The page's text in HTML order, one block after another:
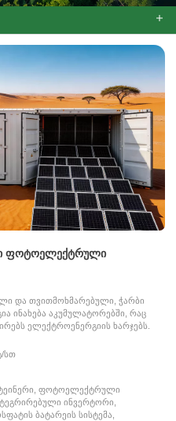
ფოტოელექტრული
და თვითმოხმარებული, ჭარბი
ინახება აკუმულატორებში, რაც
ელექტროენერგიის ხარჯებს.
სთ
ფოტოელექტრული
ინვერტორი,
ბატარეის სისტემა,